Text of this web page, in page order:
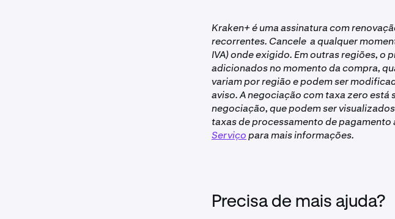
deve ter uma conta individual
verificado com a Kraken.
•
Sua assinatura Kraken+ deve estar
não foi cancelada e está
•
Atividade no Kraken Pro e no
Não disponível para clientes no
Kraken+ é uma assinatura com
recorrentes. Cancele a qualquer
IVA) onde exigido. Em outras regiões, o
adicionados no momento da compra,
variam por região e podem ser
aviso. A negociação com taxa zero está
negociação, que podem ser
taxas de processamento de
Serviçopara mais informações.
Precisa de mais ajuda?